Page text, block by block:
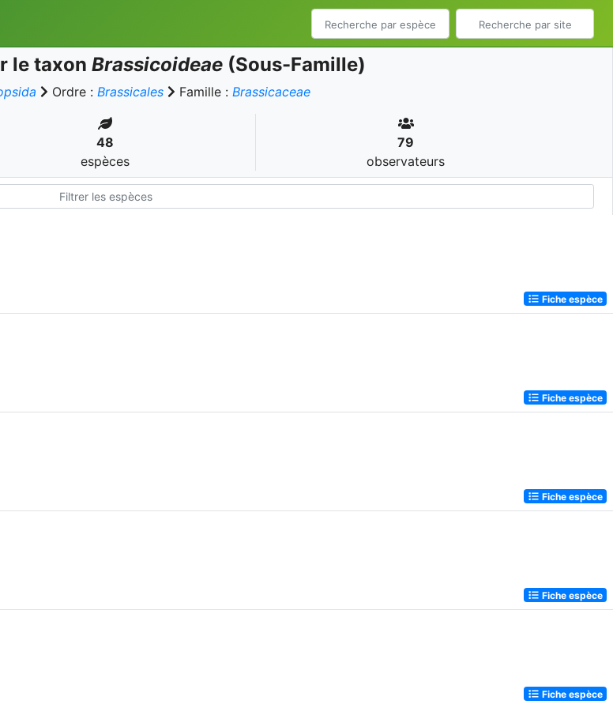
le taxon Brassicoideae (Sous-Famille)
Ordre : Brassicales Famille : Brassicaceae
48
espèces
79
observateurs
Fiche espèce
Fiche espèce
Fiche espèce
Fiche espèce
Fiche espèce